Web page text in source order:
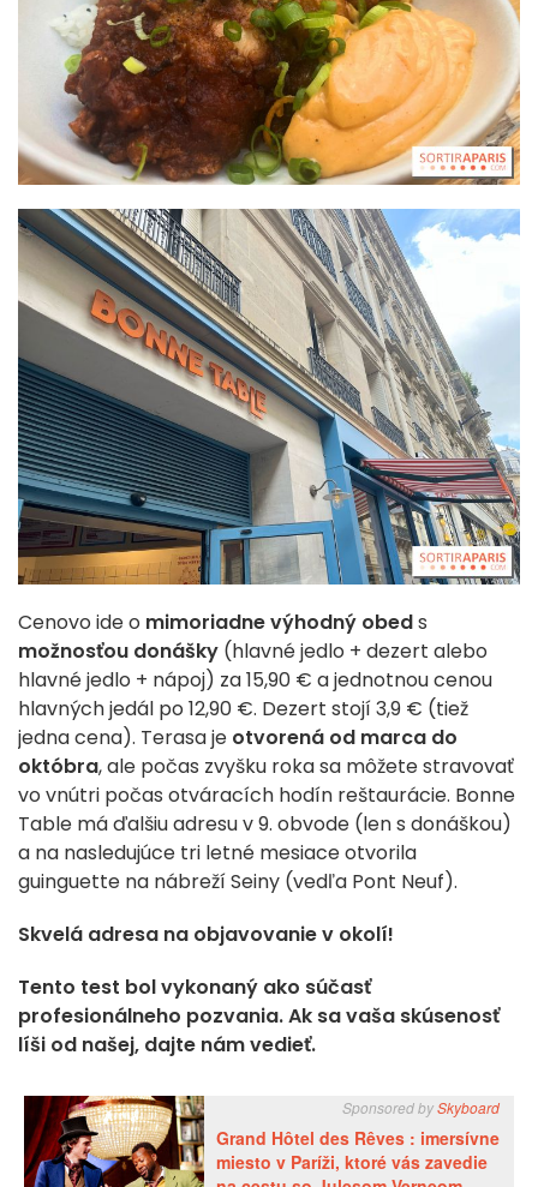
Cenovo ide o mimoriadne výhodný obeds
možnosťou donášky (hlavné jedlo + dezert alebo
hlavné jedlo + nápoj) za 15,90 € a jednotnou cenou
hlavných jedál po 12,90 €. Dezert stojí 3,9 € (tiež
jedna cena). Terasa je otvorená od marca do
októbra, ale počas zvyšku roka sa môžete stravovať
vo vnútri počas otváracích hodín reštaurácie. Bonne
Table má ďalšiu adresu v 9. obvode (len s donáškou)
a na nasledujúce tri letné mesiace otvorila
guinguette na nábreží Seiny (vedľa Pont Neuf).
Skvelá adresa na objavovanie v okolí!
Tento test bol vykonaný ako súčasť
profesionálneho pozvania. Ak sa vaša skúsenosť
líši od našej, dajte nám vedieť.